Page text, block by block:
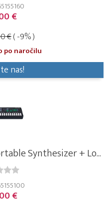
€
€( -9% )
po naročilu
nas!
Synthesizer + Lo...
€